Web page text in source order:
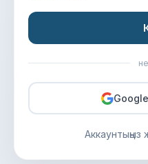
Аккаунтыңыз